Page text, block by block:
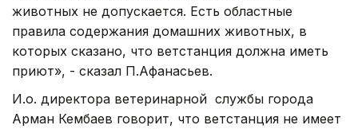
животных не допускается. Есть областные
правила содержания домашних животных, в
которых сказано, что ветстанция должна иметь
приют», - сказал П.Афанасьев.
И.о. директора ветеринарной службы города
Арман Кембаев говорит, что ветстанция не имеет